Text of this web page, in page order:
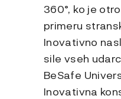
360°, ko je
primeru
Inovativno
sile vseh
BeSafe
Inovativna